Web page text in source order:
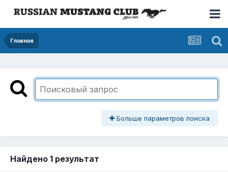
Главная
Больше параметров поиска
Найдено 1 результат